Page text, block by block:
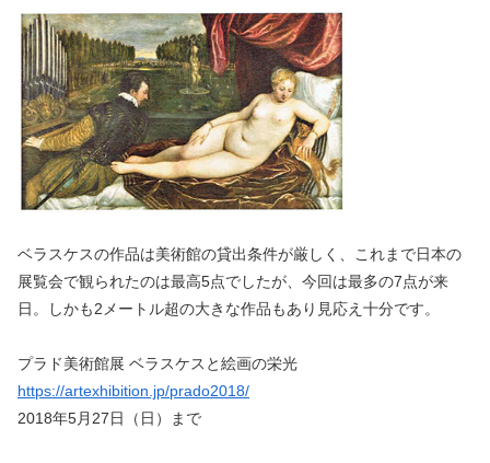
ベラスケスの作品は美術館の貸出条件が厳しく、これまで日本の
展覧会で観られたのは最高5点でしたが、今回は最多の7点が来
日。しかも2メートル超の大きな作品もあり見応え十分です。
プラド美術館展 ベラスケスと絵画の栄光
https://artexhibition.jp/prado2018/
2018年5月27日（日）まで